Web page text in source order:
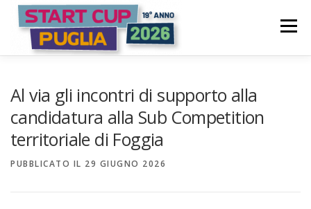
Passa
contenuto
a
C
u
Menù
COMITATO PROMOTORE
Al via gli incontri di supporto alla
candidatura alla Sub Competition
territoriale di Foggia
PUBBLICATO IL 29 GIUGNO 2026